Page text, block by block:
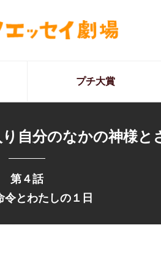
プチ大賞
自分のなかの神様と
第４話
令とわたしの１日